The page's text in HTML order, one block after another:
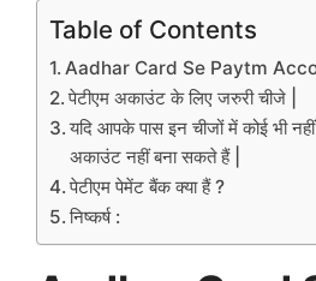
Table of Contents
Aadhar Card Se Paytm
पेटीएम अकाउंट के लिए जरुरी चीजे |
यदि आपके पास इन चीजों में कोई भी
अकाउंट नहीं बना सकते हैं |
पेटीएम पेमेंट बैंक क्या हैं ?
निष्कर्ष :